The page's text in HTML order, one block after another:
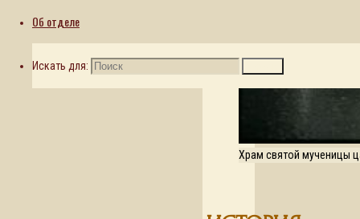
Об отделе
Искать для:
Храм святой мученицы